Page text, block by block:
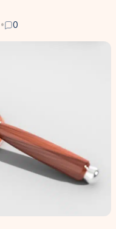
skaičiuoklė
finansai
naujienos
0